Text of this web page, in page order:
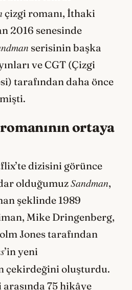
çizgi romanı, İthaki
2016 senesinde
serisinin başka
ve CGT (Çizgi
tarafından daha önce
ortaya
dizisini görünce
olduğumuzSandman,
şeklinde 1989
Mike Dringenberg,
Jones tarafından
’in yeni
çekirdeğini oluşturdu.
75 hikâye